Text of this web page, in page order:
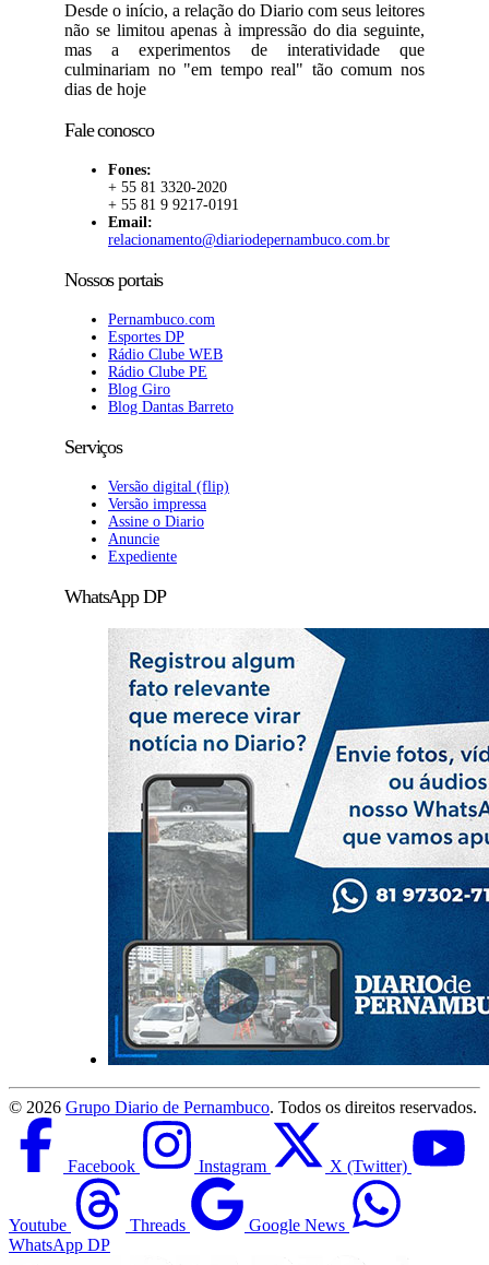
Desde o início, a relação do Diario com seus leitores
não se limitou apenas à impressão do dia seguinte,
mas a experimentos de interatividade que
culminariam no "em tempo real" tão comum nos
dias de hoje
Fale conosco
Fones:
+ 55 81 3320-2020
+ 55 81 9 9217-0191
Email:
relacionamento@diariodepernambuco.com.br
Nossos portais
Pernambuco.com
Esportes DP
Rádio Clube WEB
Rádio Clube PE
Blog Giro
Blog Dantas Barreto
Serviços
Versão digital (flip)
Versão impressa
Assine o Diario
Anuncie
Expediente
WhatsApp DP
© 2026 Grupo Diario de Pernambuco. Todos os direitos reservados.
Facebook Instagram X (Twitter)
Youtube Threads
Google News
WhatsApp DP